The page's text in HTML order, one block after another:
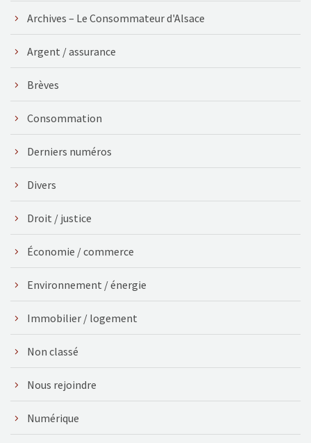
Archives – Le Consommateur d'Alsace
Argent / assurance
Brèves
Consommation
Derniers numéros
Divers
Droit / justice
Économie / commerce
Environnement / énergie
Immobilier / logement
Non classé
Nous rejoindre
Numérique